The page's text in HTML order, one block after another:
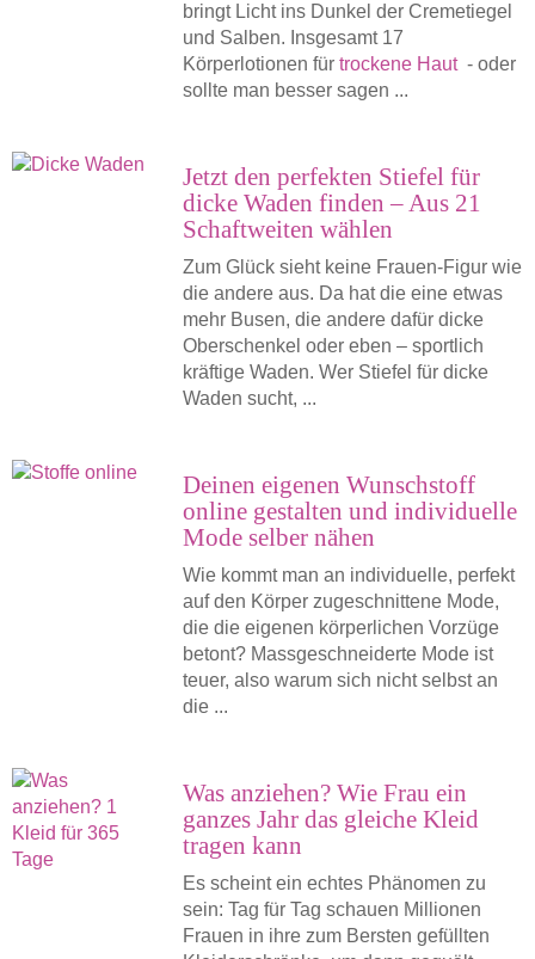
bringt Licht ins Dunkel der Cremetiegel
und Salben. Insgesamt 17
Körperlotionen für trockene Haut- oder
sollte man besser sagen ...
Jetzt den perfekten Stiefel für
dicke Waden finden – Aus 21
Schaftweiten wählen
Zum Glück sieht keine Frauen-Figur wie
die andere aus. Da hat die eine etwas
mehr Busen, die andere dafür dicke
Oberschenkel oder eben – sportlich
kräftige Waden. Wer Stiefel für dicke
Waden sucht, ...
Deinen eigenen Wunschstoff
online gestalten und individuelle
Mode selber nähen
Wie kommt man an individuelle, perfekt
auf den Körper zugeschnittene Mode,
die die eigenen körperlichen Vorzüge
betont? Massgeschneiderte Mode ist
teuer, also warum sich nicht selbst an
die ...
Was anziehen? Wie Frau ein
ganzes Jahr das gleiche Kleid
tragen kann
Es scheint ein echtes Phänomen zu
sein: Tag für Tag schauen Millionen
Frauen in ihre zum Bersten gefüllten